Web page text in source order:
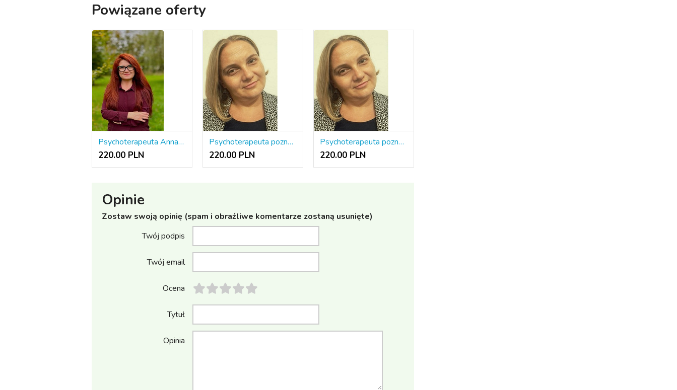
Powiązane oferty
Psychoterapeuta Anna Roman
220.00 PLN
Psychoterapeuta poznawczo-behawioralny ONLINE
220.00 PLN
Psychoterapeuta poznawczo-behawioralny ONLINE
220.00 PLN
Opinie
Zostaw swoją opinię (spam i obraźliwe komentarze zostaną usunięte)
Twój podpis
Twój email
Ocena
Tytuł
Opinia